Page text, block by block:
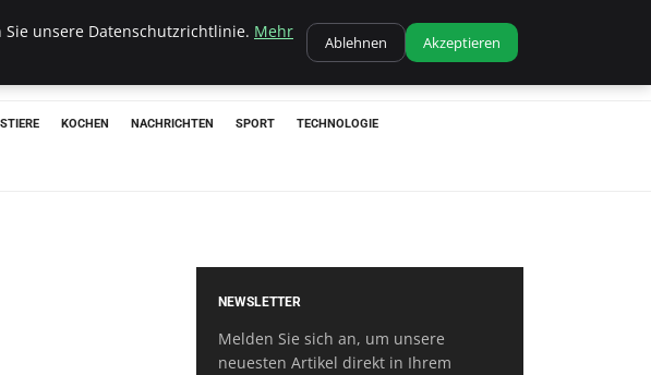
KOCHEN NACHRICHTEN SPORT TECHNOLOGIE
NEWSLETTER
Melden Sie sich an, um unsere
neuesten Artikel direkt in Ihrem
unsere Datenschutzrichtlinie. Mehr
Ablehnen Akzeptieren